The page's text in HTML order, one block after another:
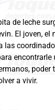
de leche
El joven, el
las
encontrarle
poder
a vivir.